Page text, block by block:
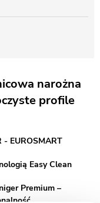
narożna
profile
- EUROSMART
Easy Clean
Premium –